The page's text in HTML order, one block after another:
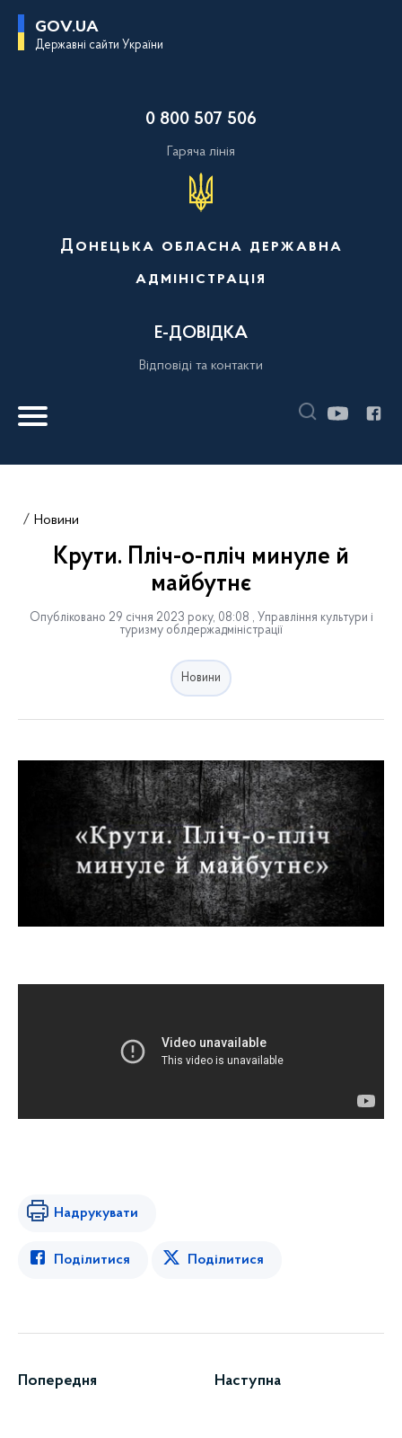
GOV.UA
Державні сайти України
0 800 507 506
Гаряча лінія
Донецька обласна державна
адміністрація
Е-ДОВІДКА
Відповіді та контакти
Новини
Крути. Пліч-о-пліч минуле й
майбутнє
Опубліковано 29 січня 2023 року, 08:08 , Управління культури і
туризму облдержадміністрації
Новини
Надрукувати
Поділитися Поділитися
Попередня Наступна